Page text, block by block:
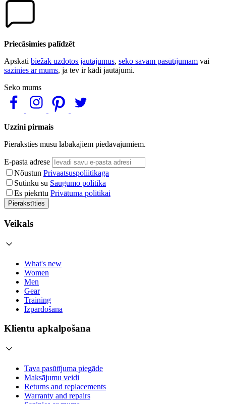
Priecāsimies palīdzēt
Apskati biežāk uzdotos jautājumus, seko savam pasūtījumam vai
sazinies ar mums, ja tev ir kādi jautājumi.
Seko mums
Uzzini pirmais
Pieraksties mūsu labākajiem piedāvājumiem.
E-pasta adrese
Nõustun Privaatsuspoliitikaga
Sutinku su Saugumo politika
Es piekrītu Privātuma politikai
Pierakstīties
Veikals
What's new
Women
Men
Gear
Training
Izpārdošana
Klientu apkalpošana
Tava pasūtījuma piegāde
Maksājumu veidi
Returns and replacements
Warranty and repairs